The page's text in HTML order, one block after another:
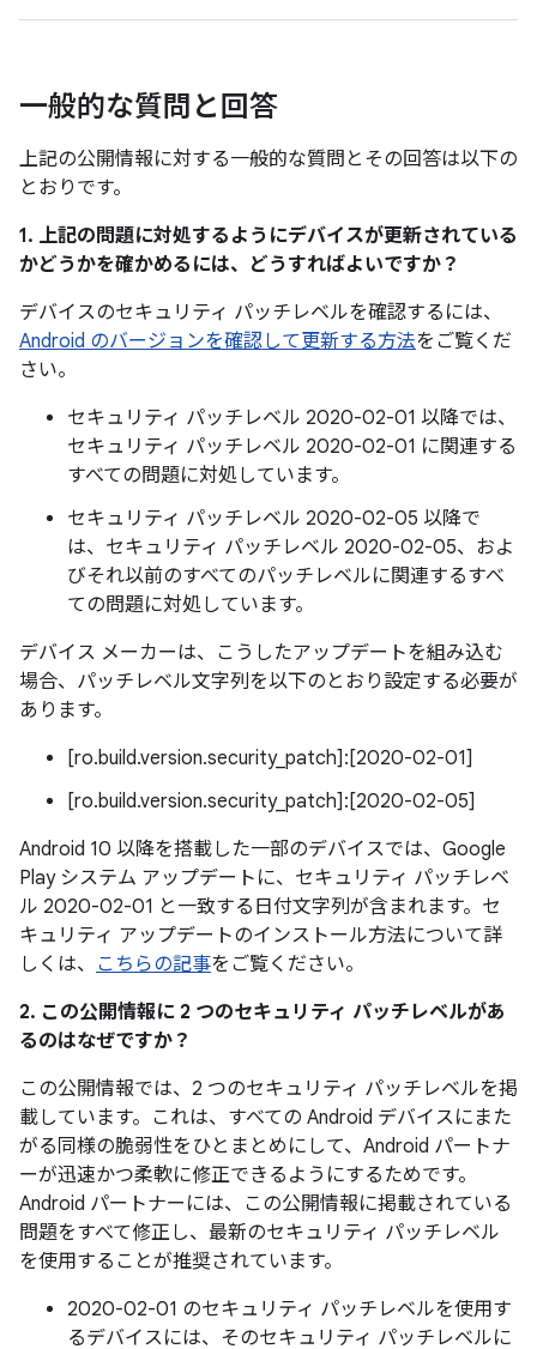
一般的な質問と回答
上記の公開情報に対する一般的な質問とその回答は以下の
とおりです。
1. 上記の問題に対処するようにデバイスが更新されている
かどうかを確かめるには、どうすればよいですか？
デバイスのセキュリティ パッチレベルを確認するには、
Android のバージョンを確認して更新する方法をご覧くだ
さい。
セキュリティ パッチレベル 2020-02-01 以降では、
セキュリティ パッチレベル 2020-02-01 に関連する
すべての問題に対処しています。
セキュリティ パッチレベル 2020-02-05 以降で
は、セキュリティ パッチレベル 2020-02-05、およ
びそれ以前のすべてのパッチレベルに関連するすべ
ての問題に対処しています。
デバイス メーカーは、こうしたアップデートを組み込む
場合、パッチレベル文字列を以下のとおり設定する必要が
あります。
[ro.build.version.security_patch]:[2020-02-01]
[ro.build.version.security_patch]:[2020-02-05]
Android 10 以降を搭載した一部のデバイスでは、Google
Play システム アップデートに、セキュリティ パッチレベ
ル 2020-02-01 と一致する日付文字列が含まれます。セ
キュリティ アップデートのインストール方法について詳
しくは、 こちらの記事をご覧ください。
2. この公開情報に 2 つのセキュリティ パッチレベルがあ
るのはなぜですか？
この公開情報では、2 つのセキュリティ パッチレベルを掲
載しています。これは、すべての Android デバイスにまた
がる同様の脆弱性をひとまとめにして、Android パートナ
ーが迅速かつ柔軟に修正できるようにするためです。
Android パートナーには、この公開情報に掲載されている
問題をすべて修正し、最新のセキュリティ パッチレベル
を使用することが推奨されています。
2020-02-01 のセキュリティ パッチレベルを使用す
るデバイスには、そのセキュリティ パッチレベルに